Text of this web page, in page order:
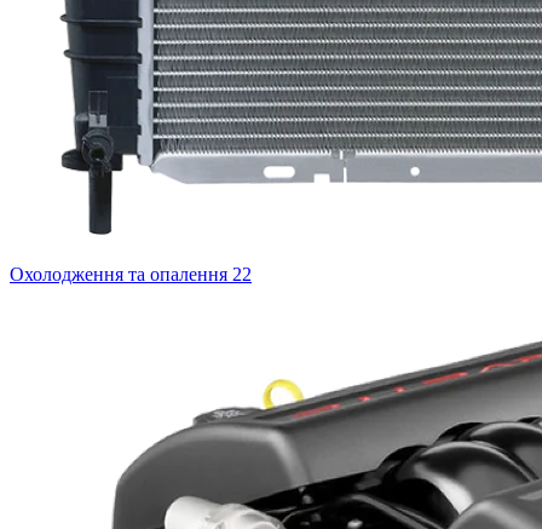
Охолодження та опалення 22